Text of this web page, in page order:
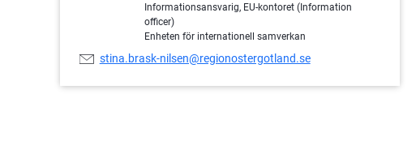
Informationsansvarig, EU-kontoret (Information
officer)
Enheten för internationell samverkan
E-
stina.brask-nilsen@regionostergotland.se